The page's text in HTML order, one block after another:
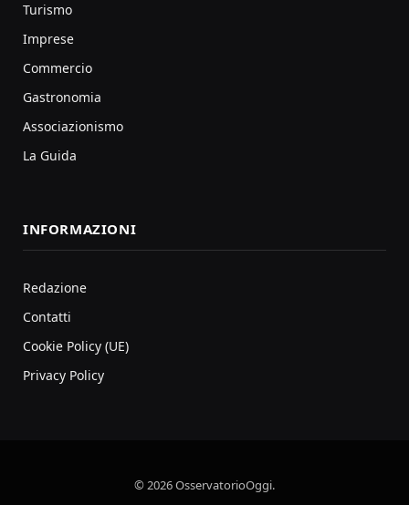
Turismo
Imprese
Commercio
Gastronomia
Associazionismo
La Guida
INFORMAZIONI
Redazione
Contatti
Cookie Policy (UE)
Privacy Policy
© 2026 OsservatorioOggi.